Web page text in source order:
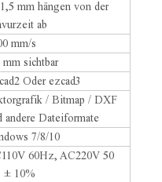
mm hängen von der
ab
mm/s
mm sichtbar
Oder ezcad3
/ Bitmap / DXF
andere Dateiformate
7/8/10
60Hz, AC220V 50
± 10%